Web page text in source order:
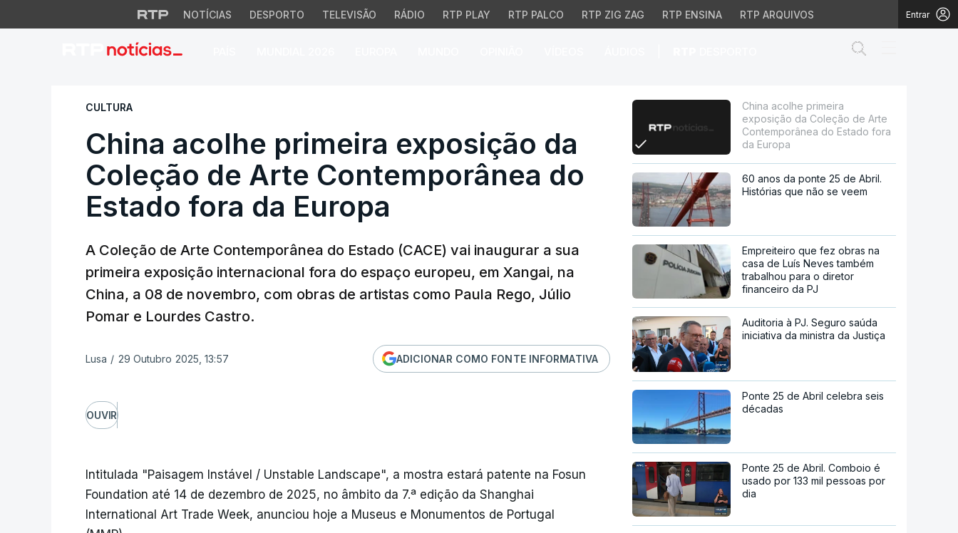
NOTÍCIAS DESPORTO TELEVISÃO RÁDIO RTP PLAY RTP PALCO RTP ZIG ZAG RTP ENSINA RTP ARQUIVOS Entrar
China acolhe primeira exposição da Coleção de Arte
CULTURA
China acolhe primeira exposição da
Coleção de Arte Contemporânea do
Estado fora da Europa
A Coleção de Arte Contemporânea do Estado (CACE) vai inaugurar a sua
primeira exposição internacional fora do espaço europeu, em Xangai, na
China, a 08 de novembro, com obras de artistas como Paula Rego, Júlio
Pomar e Lourdes Castro.
Lusa / 29 Outubro 2025, 13:57 ADICIONAR COMO FONTE INFORMATIVA
OUVIR
Intitulada "Paisagem Instável / Unstable Landscape", a mostra estará patente na Fosun
Foundation até 14 de dezembro de 2025, no âmbito da 7.ª edição da Shanghai
International Art Trade Week, anunciou hoje a Museus e Monumentos de Portugal
China acolhe primeira
exposição da Coleção de Arte
Contemporânea do Estado fora
da Europa
60 anos da ponte 25 de Abril.
Histórias que não se veem
Empreiteiro que fez obras na
casa de Luís Neves também
trabalhou para o diretor
financeiro da PJ
Auditoria à PJ. Seguro saúda
iniciativa da ministra da Justiça
Ponte 25 de Abril celebra seis
décadas
Ponte 25 de Abril. Comboio é
usado por 133 mil pessoas por
dia